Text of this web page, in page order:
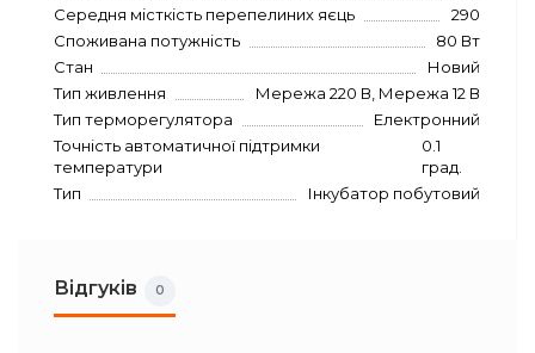
Середня місткість перепелиних яєць
290
Споживана потужність
80 Вт
Стан
Новий
Тип живлення
Мережа 220 В, Мережа 12 В
Тип терморегулятора
Електронний
Точність автоматичної підтримки
температури
0.1
град.
Тип
Інкубатор побутовий
Відгуків 0